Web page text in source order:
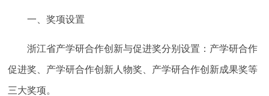
一、奖项设置
浙江省产学研合作创新与促进奖分别设置：产学研合作
促进奖、产学研合作创新人物奖、产学研合作创新成果奖等
三大奖项。